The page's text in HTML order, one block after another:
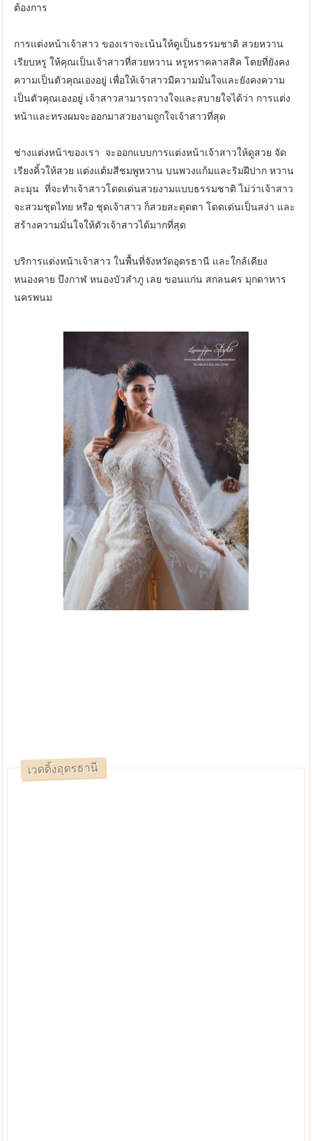
ต้องการ
การแต่งหน้าเจ้าสาว ของเราจะเน้นให้ดูเป็นธรรมชาติ สวยหวาน
เรียบหรู ให้คุณเป็นเจ้าสาวที่สวยหวาน หรูหราคลาสสิค โดยที่ยังคง
ความเป็นตัวคุณเองอยู่ เพื่อให้เจ้าสาวมีความมั่นใจและยังคงความ
เป็นตัวคุณเองอยู่ เจ้าสาวสามารถวางใจและสบายใจได้ว่า การแต่ง
หน้าและทรงผมจะออกมาสวยงามถูกใจเจ้าสาวที่สุด
ช่างแต่งหน้าของเรา จะออกแบบการแต่งหน้าเจ้าสาวให้ดูสวย จัด
เรียงคิ้วให้สวย แต่งแต้มสีชมพูหวาน บนพวงแก้มและริมฝีปาก หวาน
ละมุน ที่จะทำเจ้าสาวโดดเด่นสวยงามแบบธรรมชาติ ไม่ว่าเจ้าสาว
จะสวมชุดไทย หรือ ชุดเจ้าสาว ก็สวยสะดุดตา โดดเด่นเป็นสง่า และ
สร้างความมั่นใจให้ตัวเจ้าสาวได้มากที่สุด
บริการแต่งหน้าเจ้าสาว ในพื้นที่จังหวัดอุดรธานี และใกล้เคียง
หนองคาย บึงกาฬ หนองบัวลำภู เลย ขอนแก่น สกลนคร มุกดาหาร
นครพนม
เวดดิ้งอุดรธานี